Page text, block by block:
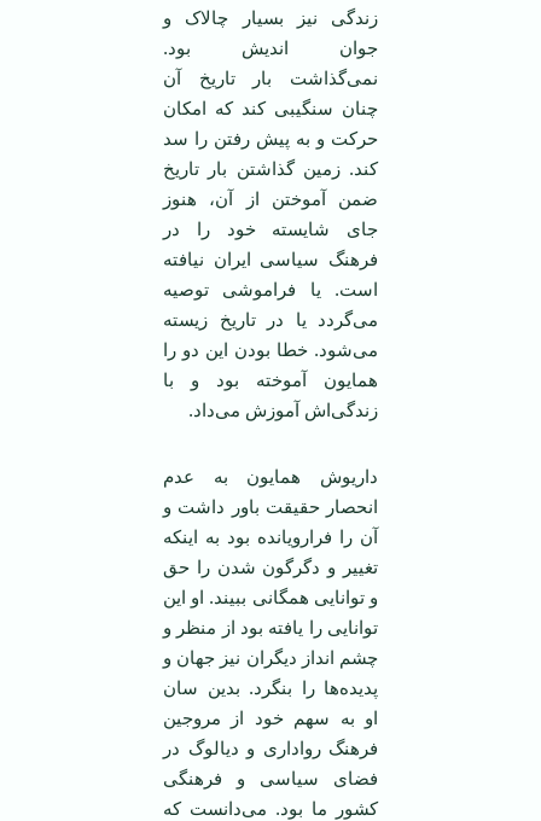
زندگی نیز بسیار چالاک و
جوان اندیش بود.
نمی‌گذاشت بار تاریخ آن
چنان سنگیبی کند که امکان
حرکت و به پیش رفتن را سد
کند. زمین گذاشتن بار تاریخ
ضمن آموختن از آن، هنوز
جای شایسته خود را در
فرهنگ سیاسی ایران نیافته
است. یا فراموشی توصیه
می‌گردد یا در تاریخ زیسته
می‌شود. خطا بودن این دو را
همایون آموخته بود و با
زندگی‌اش آموزش می‌داد.
داریوش همایون به عدم
انحصار حقیقت باور داشت و
آن را فرارویانده بود به اینکه
تغییر و دگرگون شدن را حق
و توانایی همگانی ببیند. او این
توانایی را یافته بود از منظر و
چشم انداز دیگران نیز جهان و
پدیده‌ها را بنگرد. بدین سان
او به سهم خود از مروجین
فرهنگ رواداری و دیالوگ در
فضای سیاسی و فرهنگی
کشور ما بود. می‌دانست که